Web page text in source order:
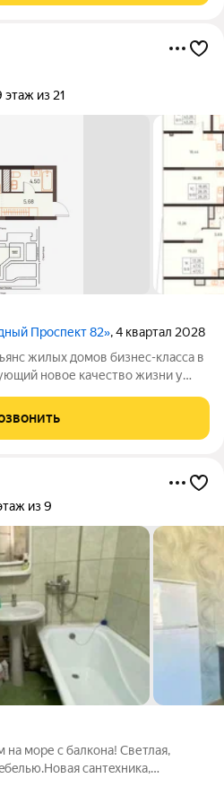
этаж из 21
Проспект 82», 4 квартал 2028
новое качество жизни у
образа жизни: здесь можно
из 9
моpе с бaлкона! Светлая,
сaнтeхникa,